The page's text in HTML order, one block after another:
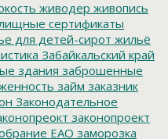
живодер живопись
сертификаты
для детей-сирот жильё
Забайкальский край
здания заброшенные
займ заказник
Законодательное
законопроект
ЕАО заморозка